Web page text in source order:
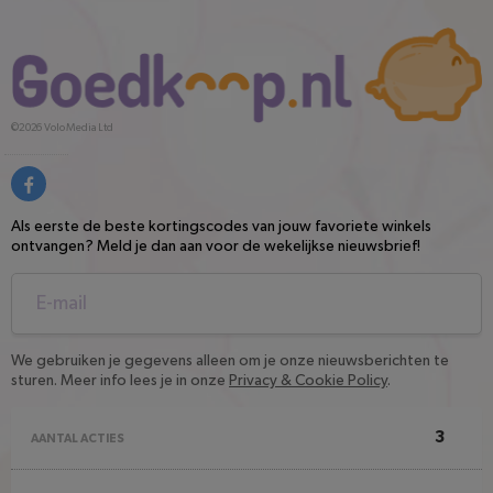
©2026Volo Media Ltd
Als eerste de beste kortingscodes van jouw favoriete winkels
ontvangen? Meld je dan aan voor de wekelijkse nieuwsbrief!
We gebruiken je gegevens alleen om je onze nieuwsberichten te
sturen. Meer info lees je in onze Privacy & Cookie Policy.
AANTAL ACTIES 3